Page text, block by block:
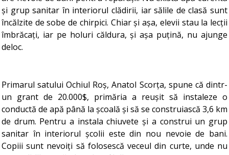
și grup sanitar în interiorul clădirii, iar sălile de clasă sunt
încălzite de sobe de chirpici. Chiar și așa, elevii stau la lecții
îmbrăcați, iar pe holuri căldura, și așa puțină, nu ajunge
deloc.
Primarul satului Ochiul Roș, Anatol Scorța, spune că dintr-
un grant de 20.000$, primăria a reușit să instaleze o
conductă de apă până la școală și să se construiască 3,6 km
de drum. Pentru a instala chiuvete și a construi un grup
sanitar în interiorul școlii este din nou nevoie de bani.
Copiii sunt nevoiți să folosescă veceul din curte, unde nu